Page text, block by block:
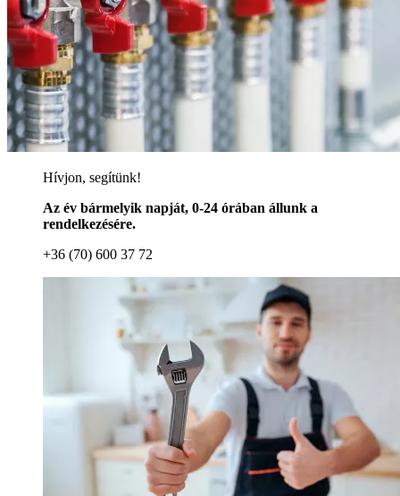
Hívjon, segítünk!
Az év bármelyik napját, 0-24 órában állunk a
rendelkezésére.
+36 (70) 600 37 72